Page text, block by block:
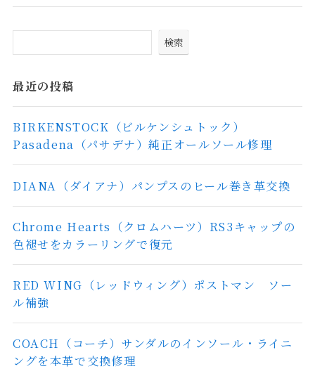
検索
最近の投稿
BIRKENSTOCK（ビルケンシュトック）
Pasadena（パサデナ）純正オールソール修理
DIANA（ダイアナ）パンプスのヒール巻き革交換
Chrome Hearts（クロムハーツ）RS3キャップの
色褪せをカラーリングで復元
RED WING（レッドウィング）ポストマン ソー
ル補強
COACH（コーチ）サンダルのインソール・ライニ
ングを本革で交換修理